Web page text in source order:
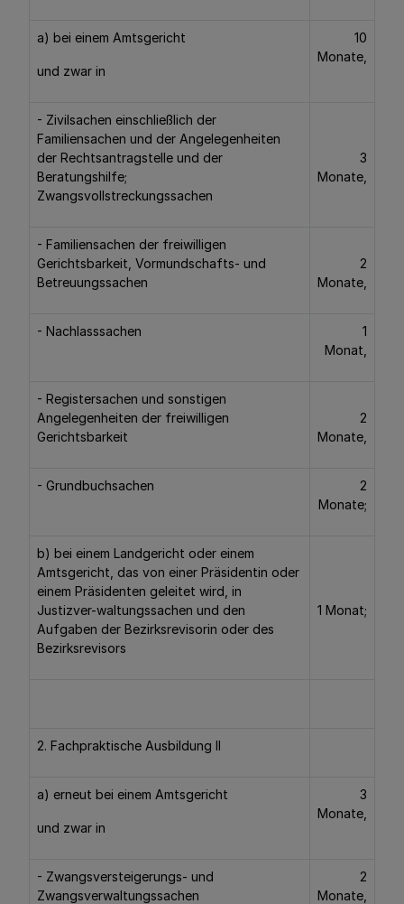
a) bei einem Amtsgericht
und zwar in
10
Monate,
- Zivilsachen einschließlich der
Familiensachen und der Angelegenheiten
der Rechtsantragstelle und der
Beratungshilfe;
Zwangsvollstreckungssachen
3
Monate,
- Familiensachen der freiwilligen
Gerichtsbarkeit, Vormundschafts- und
Betreuungssachen
2
Monate,
- Nachlasssachen
1
Monat,
- Registersachen und sonstigen
Angelegenheiten der freiwilligen
Gerichtsbarkeit
2
Monate,
- Grundbuchsachen
2
Monate;
b) bei einem Landgericht oder einem
Amtsgericht, das von einer Präsidentin oder
einem Präsidenten geleitet wird, in
Justizver-waltungssachen und den
Aufgaben der Bezirksrevisorin oder des
Bezirksrevisors
1 Monat;
2. Fachpraktische Ausbildung II
a) erneut bei einem Amtsgericht
und zwar in
3
Monate,
- Zwangsversteigerungs- und
Zwangsverwaltungssachen
2
Monate,